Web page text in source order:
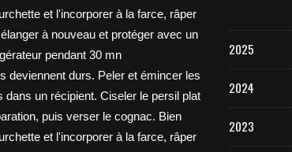
2025
2024
2023